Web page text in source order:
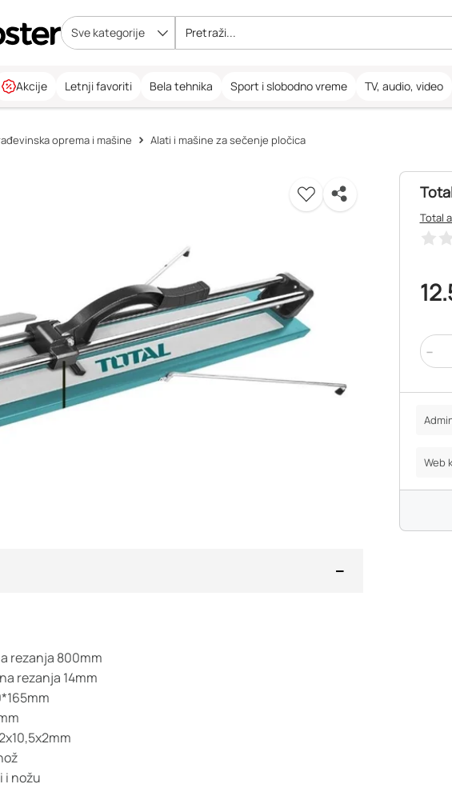
Sve kategorije
Akcije Letnji favoriti Bela tehnika Sport i slobodno vreme TV, audio, video
oprema i mašine Alati i mašine za sečenje pločica
Total
-
Web
rezanja 800mm
rezanja 14mm
i nožu